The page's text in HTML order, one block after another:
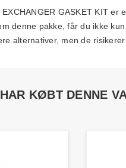
EXCHANGER GASKET KIT
denne pakke, får du ikke
alternativer, men de
KØBT DENNE